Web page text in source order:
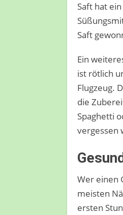
Saft hat
Saft
Ein
ist rötlich
Flugzeug.
die
Spaghetti
vergessen
Wer einen
meisten
ersten